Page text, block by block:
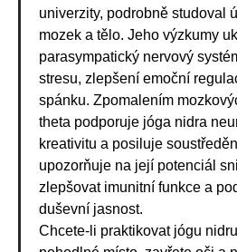
univerzity, podrobně studoval
mozek a tělo. Jeho výzkumy
parasympatický nervový
stresu, zlepšení emoční
spánku. Zpomalením
theta podporuje jóga nidra
kreativitu a posiluje
upozorňuje na její potenciál
zlepšovat imunitní funkce a
duševní jasnost.
Chcete-li praktikovat jógu